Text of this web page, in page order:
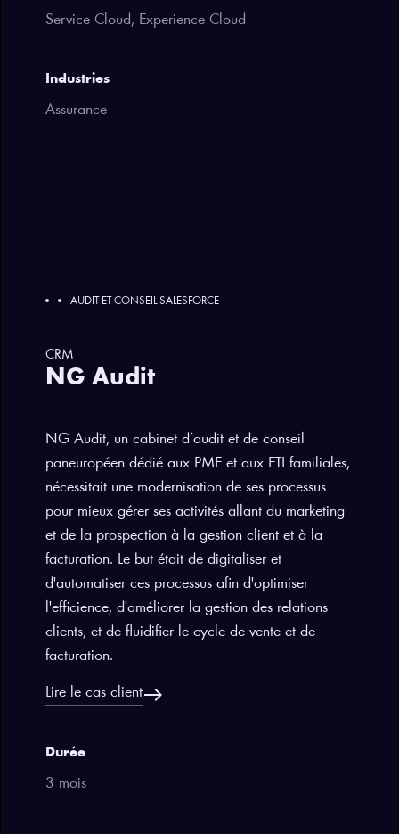
Service Cloud, Experience Cloud
Industries
Assurance
AUDIT ET CONSEIL SALESFORCE
CRM
NG Audit
NG Audit, un cabinet d’audit et de conseil
paneuropéen dédié aux PME et aux ETI familiales,
nécessitait une modernisation de ses processus
pour mieux gérer ses activités allant du marketing
et de la prospection à la gestion client et à la
facturation. Le but était de digitaliser et
d'automatiser ces processus afin d'optimiser
l'efficience, d'améliorer la gestion des relations
clients, et de fluidifier le cycle de vente et de
facturation.
Lire le cas clienteast
Durée
3 mois